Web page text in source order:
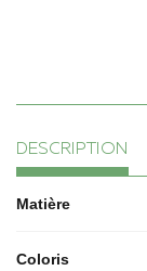
DESCRIPTION
Matière
Coloris